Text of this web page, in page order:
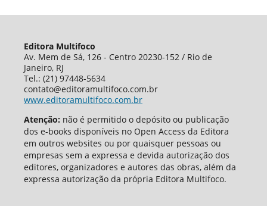
Editora Multifoco
Av. Mem de Sá, 126 - Centro 20230-152 / Rio de
Janeiro, RJ
Tel.: (21) 97448-5634
contato@editoramultifoco.com.br
www.editoramultifoco.com.br
Atenção: não é permitido o depósito ou publicação
dos e-books disponíveis no Open Access da Editora
em outros websites ou por quaisquer pessoas ou
empresas sem a expressa e devida autorização dos
editores, organizadores e autores das obras, além da
expressa autorização da própria Editora Multifoco.